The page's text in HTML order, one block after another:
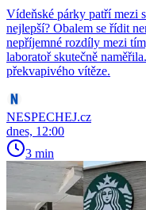
Vídeňské párky patří mezi
nejlepší? Obalem se řídit
nepříjemné rozdíly mezi
laboratoř skutečně
překvapivého vítěze.
NESPECHEJ.cz
dnes, 12:00
3 min